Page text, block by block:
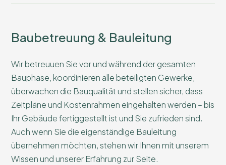
Baubetreuung & Bauleitung
Wir betreuuen Sie vor und während der gesamten
Bauphase, koordinieren alle beteiligten Gewerke,
überwachen die Bauqualität und stellen sicher, dass
Zeitpläne und Kostenrahmen eingehalten werden – bis
Ihr Gebäude fertiggestellt ist und Sie zufrieden sind.
Auch wenn Sie die eigenständige Bauleitung
übernehmen möchten, stehen wir Ihnen mit unserem
Wissen und unserer Erfahrung zur Seite.